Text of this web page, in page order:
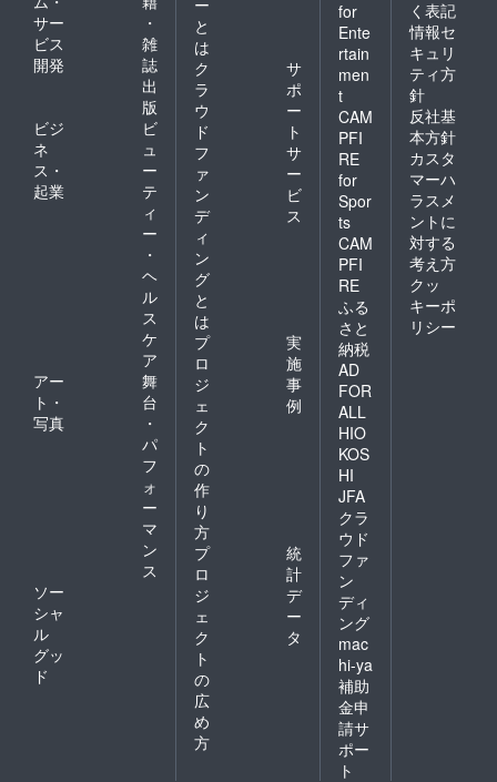
サー
ビス
開発
・
雑
誌
出
版
ビジ
ネ
ス・
起業
ビ
ュ
ー
テ
ィ
ー
・
ヘ
ル
ス
ケ
ア
アー
ト・
写真
舞
台
・
パ
フ
ォ
ー
マ
ン
ス
ソー
シャ
ル
グッ
ド
ー
と
は
ク
ラ
ウ
ド
フ
ァ
ン
デ
ィ
ン
グ
と
は
サ
ポ
ー
ト
サ
ー
ビ
ス
プ
ロ
ジ
ェ
ク
ト
の
作
り
方
実
施
事
例
プ
ロ
ジ
ェ
ク
ト
の
広
め
方
統
計
デ
ー
タ
for
Ente
rtain
men
t
CAM
PFI
RE
for
Spor
ts
CAM
PFI
RE
ふる
さと
納税
AD
FOR
ALL
HIO
KOS
HI
JFA
クラ
ウド
ファ
ン
ディ
ング
mac
hi-ya
補助
金申
請サ
ポー
ト
く表記
情報セ
キュリ
ティ方
針
反社基
本方針
カスタ
マーハ
ラスメ
ントに
対する
考え方
クッ
キーポ
リシー